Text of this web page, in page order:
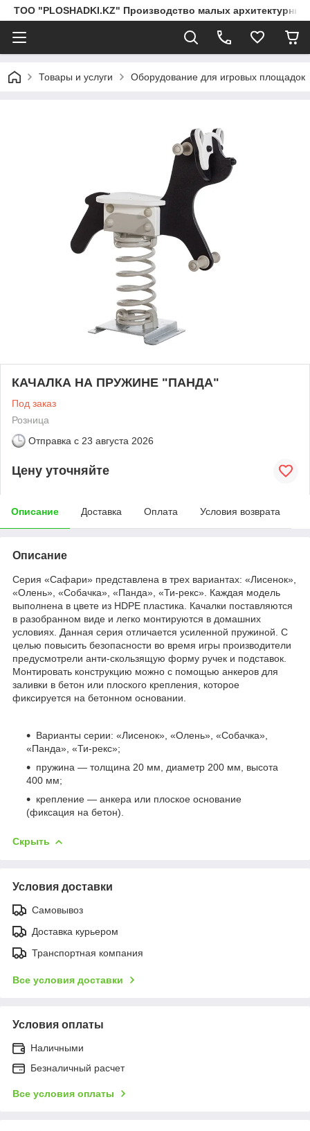
ТОО "PLOSHADKI.KZ" Производство малых
Товары и услуги Оборудование для игровых площадок
КАЧАЛКА НА ПРУЖИНЕ "ПАНДА"
Под заказ
Розница
Отправка с 23 августа 2026
Цену уточняйте
Описание Доставка Оплата Условия возврата
Описание
Серия «Сафари» представлена в трех вариантах: «Лисенок»,
«Олень», «Собачка», «Панда», «Ти-рекс». Каждая модель
выполнена в цвете из HDPE пластика. Качалки поставляются
в разобранном виде и легко монтируются в домашних
условиях. Данная серия отличается усиленной пружиной. С
целью повысить безопасности во время игры производители
предусмотрели анти-скользящую форму ручек и подставок.
Монтировать конструкцию можно с помощью анкеров для
заливки в бетон или плоского крепления, которое
фиксируется на бетонном основании.
Варианты серии: «Лисенок», «Олень», «Собачка»,
«Панда», «Ти-рекс»;
пружина — толщина 20 мм, диаметр 200 мм, высота
400 мм;
крепление — анкера или плоское основание
(фиксация на бетон).
Скрыть
Условия доставки
Самовывоз
Доставка курьером
Транспортная компания
Все условия доставки
Условия оплаты
Наличными
Безналичный расчет
Все условия оплаты